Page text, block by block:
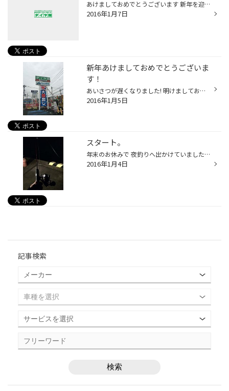
あけましておめでとうございます 新年を迎え「諏訪神社」へ初詣へ行ってきました。 神社の敷地内にある動物ひろばでは 干支のおさるさんを発見。元気いっぱいでした～♪ わたしも今年１年元気に笑顔でお仕事していきたいと思います。 出会いを大切にして、その出会いを繋いでいきたいです☆ 本年もど...
2016年1月7日
新年あけましておめでとうございま
す！
あいさつが遅くなりました! 明けましておめでとうございます!! タイヤ館長崎店は2日朝8時から初売りがスタートしました。 2日・3日は作業時間でお待たせしたお客様にはご迷惑をおかけしました!! 今日から仕事初めのお客様もいらっしゃるとおもいますが、 タイヤ館長崎 の売り出しは11日まで開催して...
2016年1月5日
スタート。
年末のお休みで 夜釣りへ出かけていました～ アジングです！！ 坊主です！！！ 最悪のスタートとなりました！(笑) 一刻も早くこの流れを払拭し 大漁の１年にしたいと思います！！ 五島合宿も計画しておりますので 気合を入れて準備しようと思います(^O^)
2016年1月4日
記事検索